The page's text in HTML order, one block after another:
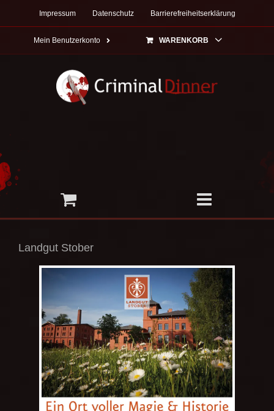
Impressum Datenschutz Barrierefreiheitserklärung
Mein Benutzerkonto WARENKORB
Landgut Stober